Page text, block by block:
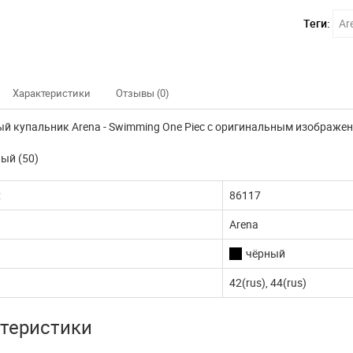
Теги:
Характеристики Отзывы (0)
купальник Arena - Swimming One Piec с оригинальным
(50)
86117
Arena
чёрный
42(rus), 44(rus)